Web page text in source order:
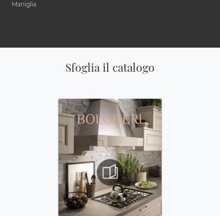
Maniglia
Sfoglia il catalogo